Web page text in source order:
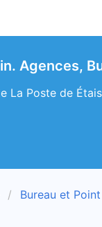
Agences,
La Poste de
Bureau et